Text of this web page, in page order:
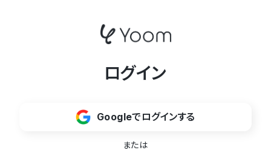
ログイン
Googleでログインする
または